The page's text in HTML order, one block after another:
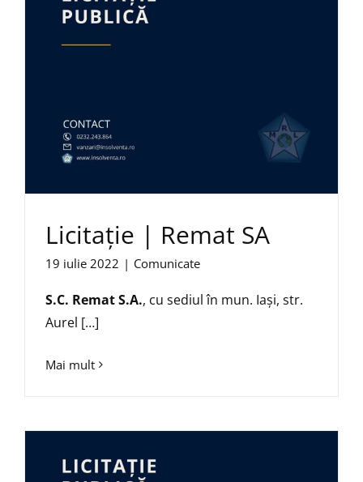
Licitație | Remat SA
19 iulie 2022 | Comunicate
S.C. Remat S.A., cu sediul în mun. Iaşi, str.
Aurel […]
Mai mult